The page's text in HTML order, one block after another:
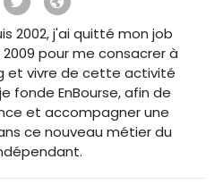
2002, j'ai quitté mon job
pour me consacrer à
et vivre de cette activité
fonde EnBourse, afin de
et accompagner une
ce nouveau métier du